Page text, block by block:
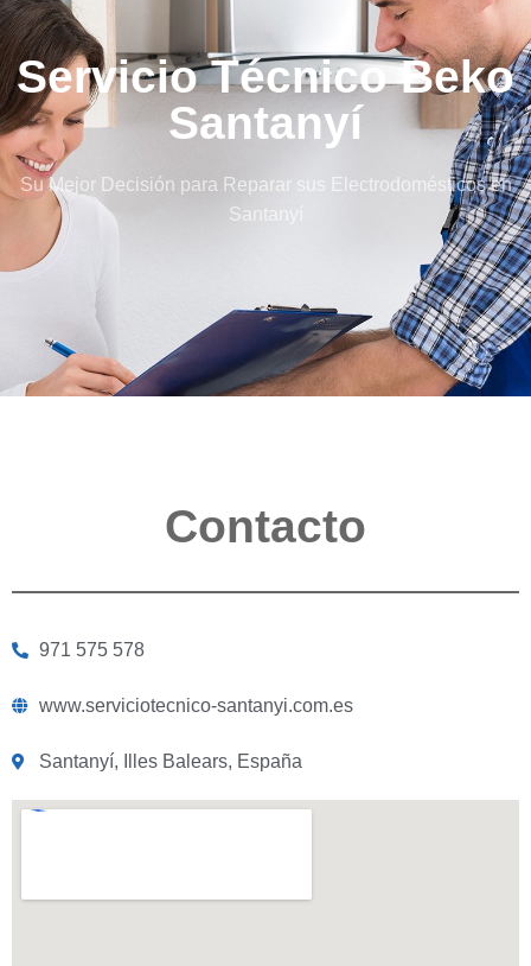
Servicio Técnico Beko
Santanyí
Su Mejor Decisión para Reparar sus Electrodomésticos en
Santanyí
Contacto
971 575 578
www.serviciotecnico-santanyi.com.es
Santanyí, Illes Balears, España